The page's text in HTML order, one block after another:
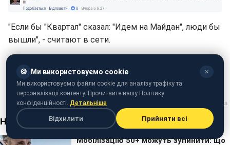
"Если бы "Квартал" сказал: "Идем на Майдан", люди бы
вышли", - считают в сети.
Ранее
политиков.
🍪 Ми використовуємо cookie ✕
Ми використовуємо файли cookie для аналізу трафіку та
персоналізації контенту. Прочитайте нашу Політику
конфіденційності. Детальніше
Відхилити Прийняти всі